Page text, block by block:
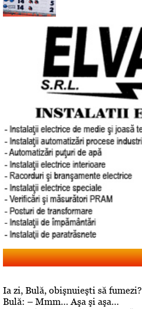
Ia zi, Bulă, obişnuieşti să fumezi?
Bulă: – Mmm… Aşa şi aşa…